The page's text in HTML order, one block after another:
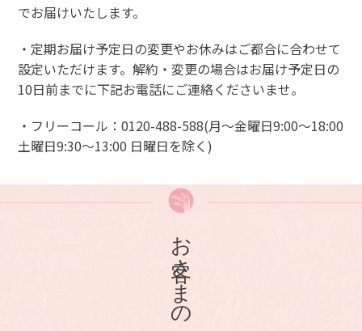
でお届けいたします。
・定期お届け予定日の変更やお休みはご都合に合わせて
設定いただけます。解約・変更の場合はお届け予定日の
10日前までに下記お電話にご連絡くださいませ。
・フリーコール：0120-488-588(月〜金曜日9:00〜18:00
土曜日9:30〜13:00 日曜日を除く)
お客さまの声